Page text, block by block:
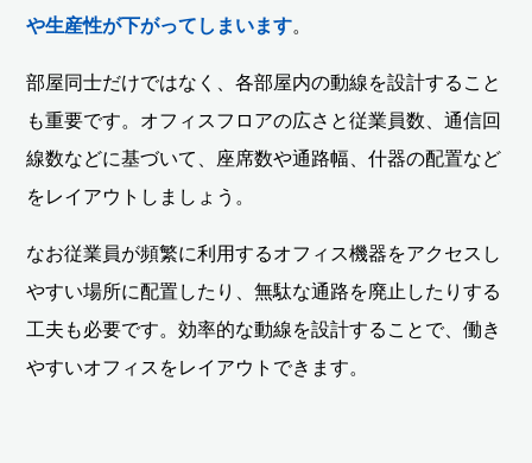
や生産性が下がってしまいます。
部屋同士だけではなく、各部屋内の動線を設計すること
も重要です。オフィスフロアの広さと従業員数、通信回
線数などに基づいて、座席数や通路幅、什器の配置など
をレイアウトしましょう。
なお従業員が頻繁に利用するオフィス機器をアクセスし
やすい場所に配置したり、無駄な通路を廃止したりする
工夫も必要です。効率的な動線を設計することで、働き
やすいオフィスをレイアウトできます。